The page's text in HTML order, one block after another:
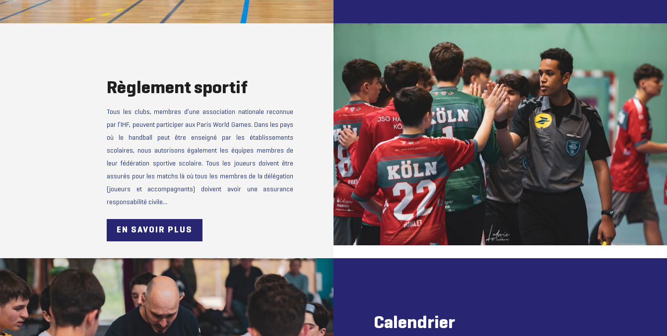
Règlement sportif
Tous les clubs, membres d’une association nationale reconnue
par l’IHF, peuvent participer aux Paris World Games. Dans les pays
où le handball peut être enseigné par les établissements
scolaires, nous autorisons également les équipes membres de
leur fédération sportive scolaire. Tous les joueurs doivent être
assurés pour les matchs là où tous les membres de la délégation
(joueurs et accompagnants) doivent avoir une assurance
responsabilité civile…
EN SAVOIR PLUS
Calendrier